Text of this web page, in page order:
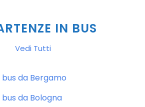
IN BUS
Vedi Tutti
da Bergamo
da Bologna